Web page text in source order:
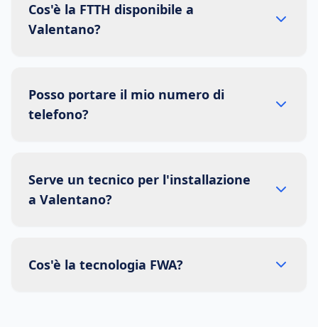
Cos'è la FTTH disponibile a
Valentano?
Posso portare il mio numero di
telefono?
Serve un tecnico per l'installazione
a Valentano?
Cos'è la tecnologia FWA?